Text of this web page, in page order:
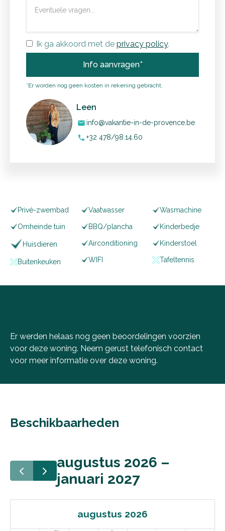
Ik ga akkoord met de privacy policy.
*Er worden nog geen kosten in rekening gebracht.
Leen
mail info@vakantie-in-de-provence.be
phone +32 478/98.14.60
Privé-zwembad
Omheinde tuin
Huisdieren
Buitenkeuken
Vaatwasser
BBQ/plancha
Airconditioning
WIFI
Wasmachine
Kinderbedje
Kinderstoel
Tafeltennis
Er werden helaas nog geen beoordelingen voorzien
voor deze woning. Neem gerust telefonisch contact
voor meer informatie over deze woning.
Beschikbaarheden
augustus 2026 –
januari 2027
augustus 2026